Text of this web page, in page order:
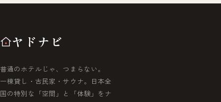
ヤドナビ
普通のホテルじゃ、つまらない。
一棟貸し・古民家・サウナ。日本全
国の特別な「空間」と「体験」をナ